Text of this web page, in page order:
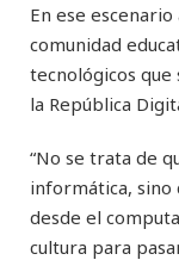
En ese
comunidad
tecnológicos
la República
“No se trata de
informática, sino
desde el
cultura para